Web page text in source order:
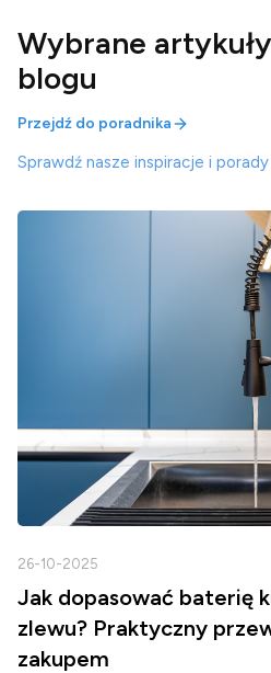
Wybrane
blogu
Przejdź do poradnika
Sprawdź nasze inspiracje i porady
26-10-2025
Jak dopasować baterię
zlewu? Praktyczny
zakupem